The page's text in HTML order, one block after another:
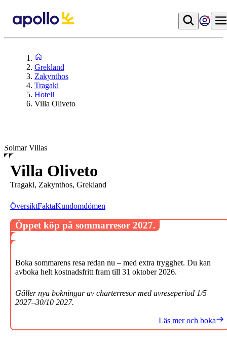
Grekland
Zakynthos
Tragaki
Hotell
Villa Oliveto
Solmar Villas
Villa Oliveto
Tragaki, Zakynthos, Grekland
ÖversiktFaktaKundomdömen
Öppet köp på sommarresor 2027.
Boka sommarens resa redan nu – med extra trygghet. Du kan
avboka helt kostnadsfritt fram till 31 oktober 2026.
Gäller nya bokningar av charterresor med avreseperiod 1/5
2027–30/10 2027.
Läs mer och boka